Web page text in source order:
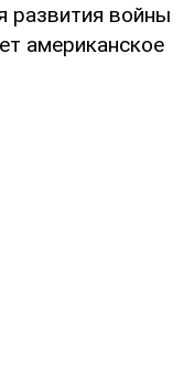
развития войны
американское